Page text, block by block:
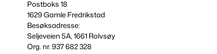
Postboks 18
1629 Gamle Fredrikstad
Besøksadresse:
Seljeveien 5A, 1661 Rolvsøy
Org. nr. 937 682 328